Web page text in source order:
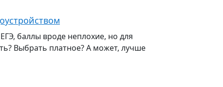
баллы вроде неплохие, но для
Выбрать платное? А может, лучше